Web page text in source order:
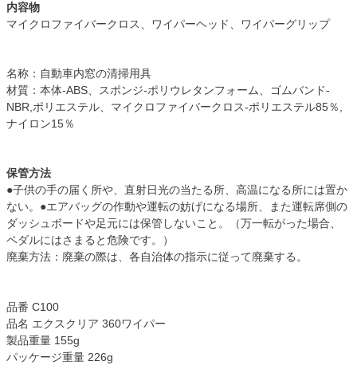
内容物
マイクロファイバークロス、ワイパーヘッド、ワイパーグリップ
名称：自動車内窓の清掃用具
材質：本体-ABS、スポンジ-ポリウレタンフォーム、ゴムバンド-
NBR,ポリエステル、マイクロファイバークロス-ポリエステル85％,
ナイロン15％
保管方法
●子供の手の届く所や、直射日光の当たる所、高温になる所には置か
ない。●エアバッグの作動や運転の妨げになる場所、また運転席側の
ダッシュボードや足元には保管しないこと。（万一転がった場合、
ペダルにはさまると危険です。）
廃棄方法：廃棄の際は、各自治体の指示に従って廃棄する。
品番 C100
品名 エクスクリア 360ワイパー
製品重量 155g
パッケージ重量 226g